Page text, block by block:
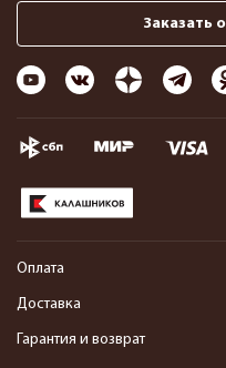
Заказать
Оплата
Доставка
Гарантия и возврат